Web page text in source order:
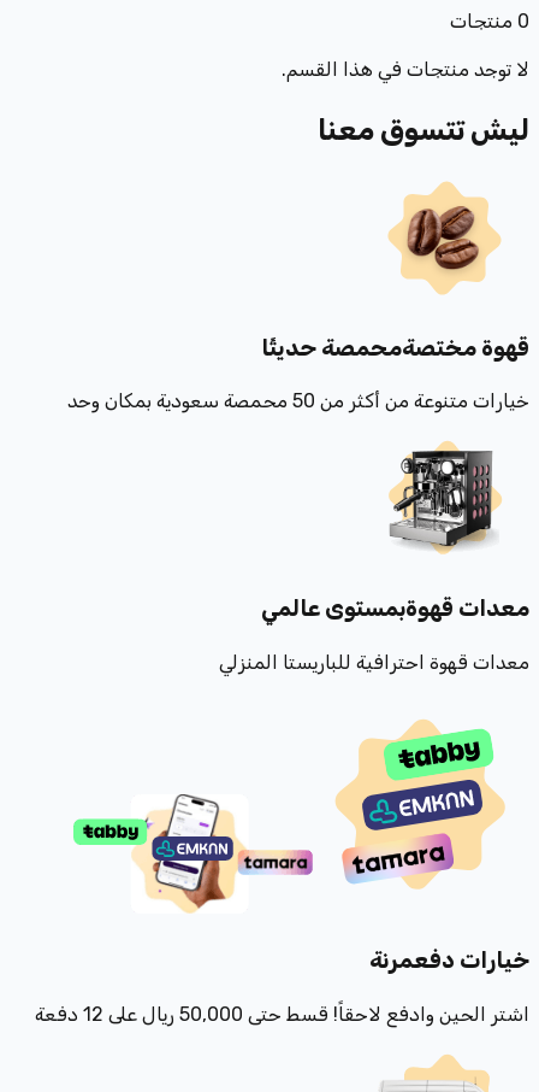
0 منتجات
لا توجد منتجات في هذا القسم.
ليش تتسوق معنا
قهوة مختصةمحمصة حديثًا
خيارات متنوعة من أكثر من 50 محمصة سعودية بمكان وحد
معدات قهوةبمستوى عالمي
معدات قهوة احترافية للباريستا المنزلي
خيارات دفعمرنة
اشتر الحين وادفع لاحقاً! قسط حتى 50,000 ريال على 12 دفعة